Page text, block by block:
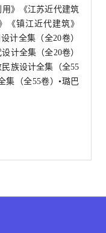
》《江苏近代建筑
《镇江近代建筑》
计全集（全20卷）
计全集（全20卷）
族设计全集（全55
集（全55卷）•璐巴